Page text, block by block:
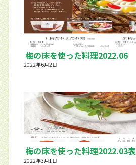
梅の床を使った料理2022.06
2022年6月2日
梅の床を使った料理2022.03表
2022年3月1日